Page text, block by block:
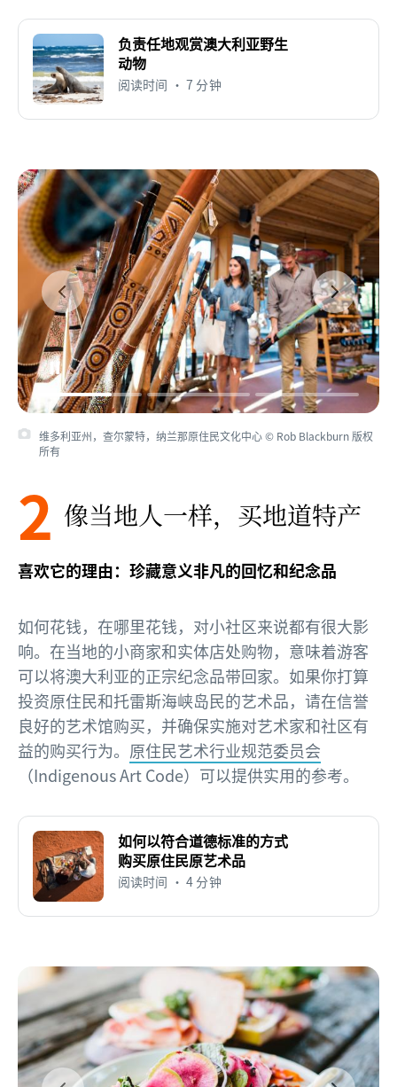
负责任地观赏澳大利亚野生
动物
阅读时间 • 7 分钟
维多利亚州，查尔蒙特，纳兰那原住民文化中心 © Rob Blackburn 版权
所有
2 像当地人一样，买地道特产
喜欢它的理由：珍藏意义非凡的回忆和纪念品
如何花钱，在哪里花钱，对小社区来说都有很大影
响。在当地的小商家和实体店处购物，意味着游客
可以将澳大利亚的正宗纪念品带回家。如果你打算
投资原住民和托雷斯海峡岛民的艺术品，请在信誉
良好的艺术馆购买，并确保实施对艺术家和社区有
益的购买行为。 原住民艺术行业规范委员会
（Indigenous Art Code）可以提供实用的参考。
如何以符合道德标准的方式
购买原住民原艺术品
阅读时间 • 4 分钟